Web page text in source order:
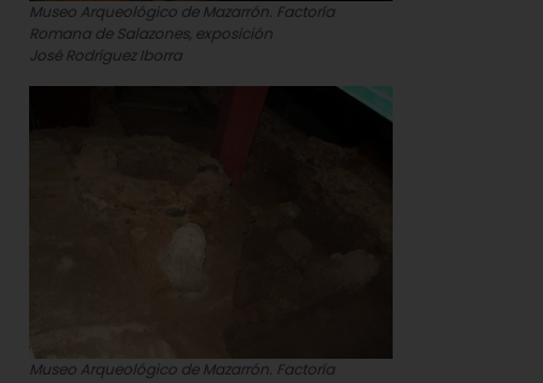
Museo Arqueológico de Mazarrón. Factoría
Romana de Salazones, exposición
José Rodríguez Iborra
Museo Arqueológico de Mazarrón. Factoría